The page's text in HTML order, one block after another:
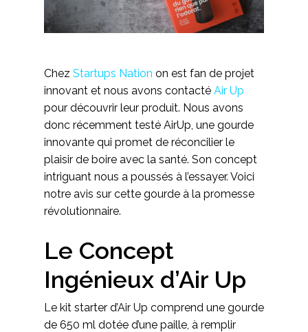
Chez Startups Nation on est fan de projet
innovant et nous avons contacté Air Up
pour découvrir leur produit. Nous avons
donc récemment testé AirUp, une gourde
innovante qui promet de réconcilier le
plaisir de boire avec la santé. Son concept
intriguant nous a poussés à l’essayer. Voici
notre avis sur cette gourde à la promesse
révolutionnaire.
Le Concept
Ingénieux d’Air Up
Le kit starter d’Air Up comprend une gourde
de 650 ml dotée d’une paille, à remplir